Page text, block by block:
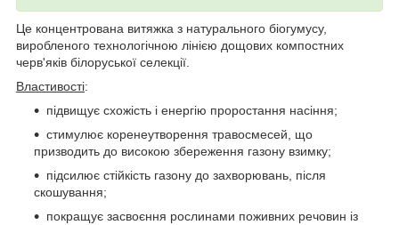
Це концентрована витяжка з натурального біогумусу,
виробленого технологічною лінією дощових компостних
черв'яків білоруської селекції.
Властивості:
підвищує схожість і енергію проростання насіння;
стимулює коренеутворення травосмесей, що
призводить до високою збереження газону взимку;
підсилює стійкість газону до захворювань, після
скошування;
покращує засвоєння рослинами поживних речовин із